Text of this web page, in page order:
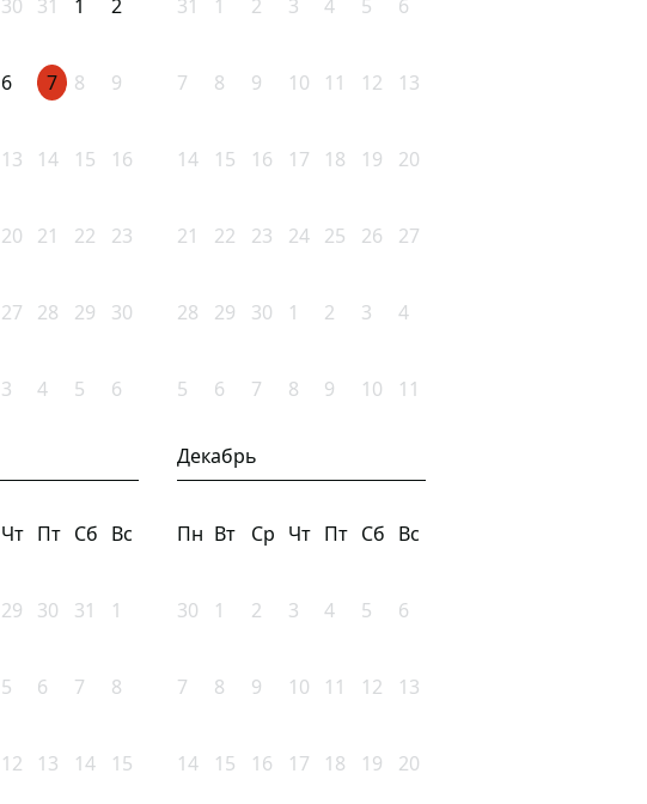
30 31 1 2
6 7 8 9
13 14 15 16
20 21 22 23
27 28 29 30
3 4 5 6
31 1 2 3 4 5 6
7 8 9 10 11 12 13
14 15 16 17 18 19 20
21 22 23 24 25 26 27
28 29 30 1 2 3 4
5 6 7 8 9 10 11
Чт Пт Сб Вс
29 30 31 1
5 6 7 8
12 13 14 15
Декабрь
Пн Вт Ср Чт Пт Сб Вс
30 1 2 3 4 5 6
7 8 9 10 11 12 13
14 15 16 17 18 19 20